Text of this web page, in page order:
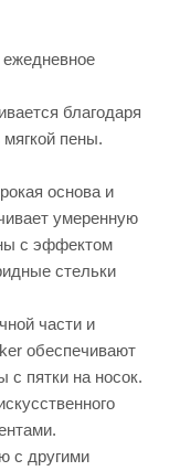
благодаря
пены.
основа и
умеренную
с эффектом
стельки
части и
обеспечивают
с пятки на носок.
с другими